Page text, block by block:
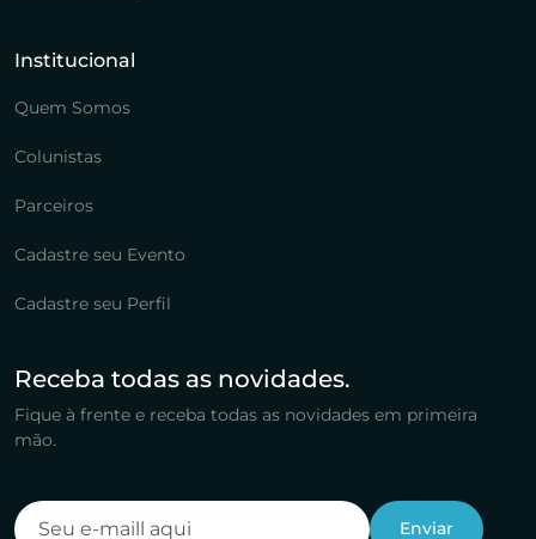
Institucional
Quem Somos
Colunistas
Parceiros
Cadastre seu Evento
Cadastre seu Perfil
Receba todas as novidades.
Fique à frente e receba todas as novidades em primeira
mão.